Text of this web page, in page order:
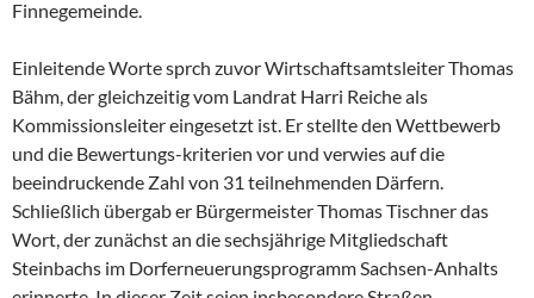
Finnegemeinde.
Einleitende Worte sprch zuvor Wirtschaftsamtsleiter Thomas
Bähm, der gleichzeitig vom Landrat Harri Reiche als
Kommissionsleiter eingesetzt ist. Er stellte den Wettbewerb
und die Bewertungs-kriterien vor und verwies auf die
beeindruckende Zahl von 31 teilnehmenden Därfern.
Schließlich übergab er Bürgermeister Thomas Tischner das
Wort, der zunächst an die sechsjährige Mitgliedschaft
Steinbachs im Dorferneuerungsprogramm Sachsen-Anhalts